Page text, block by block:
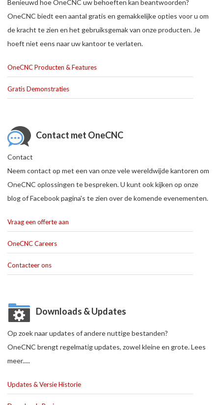
Benieuwd hoe OneCNC uw behoeften kan beantwoorden?
OneCNC biedt een aantal gratis en gemakkelijke opties voor u om
de kracht te zien en het gebruiksgemak van onze producten. Je
hoeft niet eens naar uw kantoor te verlaten.
OneCNC Producten & Features
Gratis Demonstraties
Contact met OneCNC
Contact
Neem contact op met een van onze vele wereldwijde kantoren om
OneCNC oplossingen te bespreken. U kunt ook kijken op onze
blog of Facebook pagina's te zien over de komende evenementen.
Vraag een offerte aan
OneCNC Careers
Contacteer ons
Downloads & Updates
Op zoek naar updates of andere nuttige bestanden?
OneCNC brengt regelmatig updates, zowel kleine en grote. Lees
meer.....
Updates & Versie Historie